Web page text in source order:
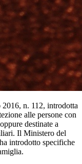
n. 112, introdotta
alle persone con
destinate a
Il Ministero del
introdotto specifiche